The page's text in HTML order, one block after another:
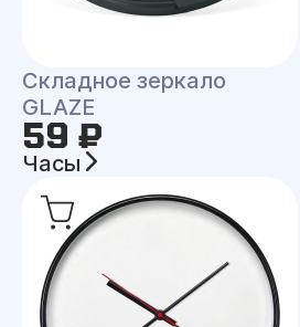
Складное зеркало
GLAZE
59 ₽
Часы